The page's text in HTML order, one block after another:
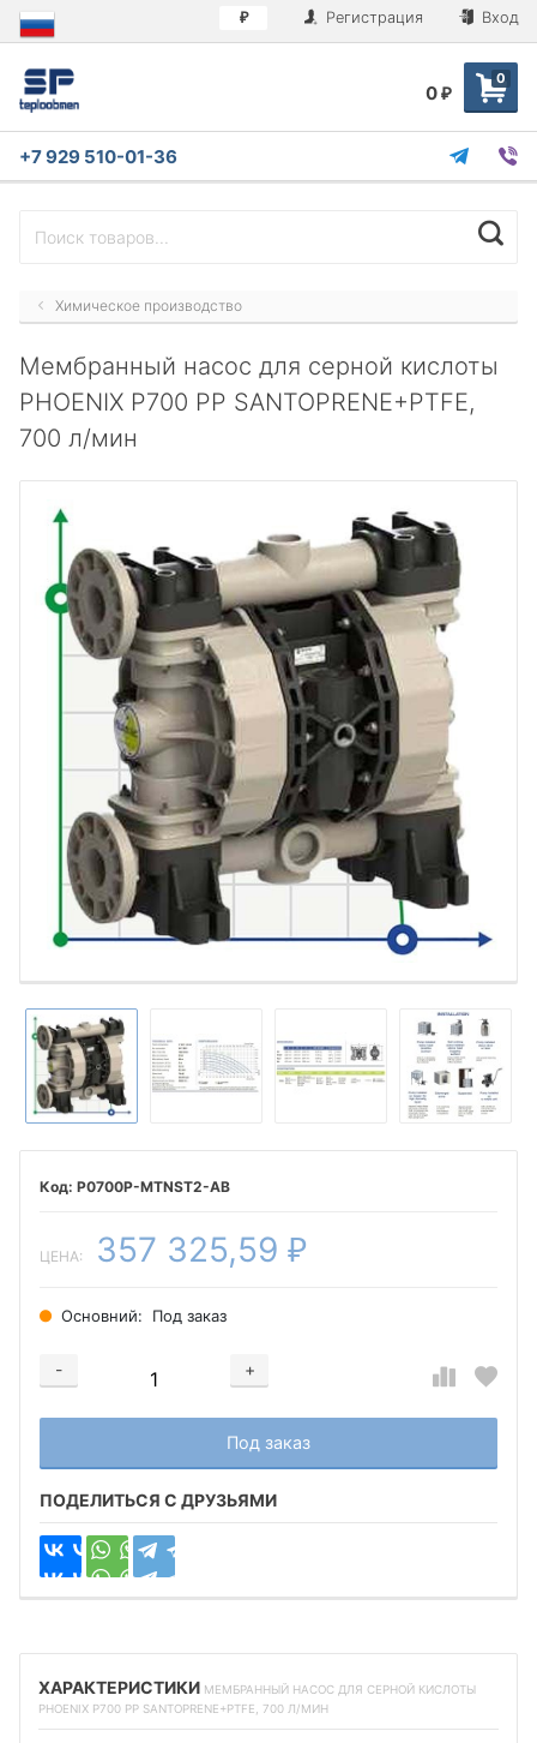
₽ Регистрация Вход
0
0 ₽
+7 929 510-01-36
Химическое производство
Мембранный насос для серной кислоты
PHOENIX P700 PP SANTOPRENE+PTFE,
700 л/мин
P0700P-MTNST2-AB
ЦЕНА: 357 325,59 ₽
Основний: Под заказ
-
+
Добавляется...
Под заказ
Добавлен
ПОДЕЛИТЬСЯ С ДРУЗЬЯМИ
ХАРАКТЕРИСТИКИ МЕМБРАННЫЙ НАСОС ДЛЯ СЕРНОЙ КИСЛОТЫ
PHOENIX P700 PP SANTOPRENE+PTFE, 700 Л/МИН